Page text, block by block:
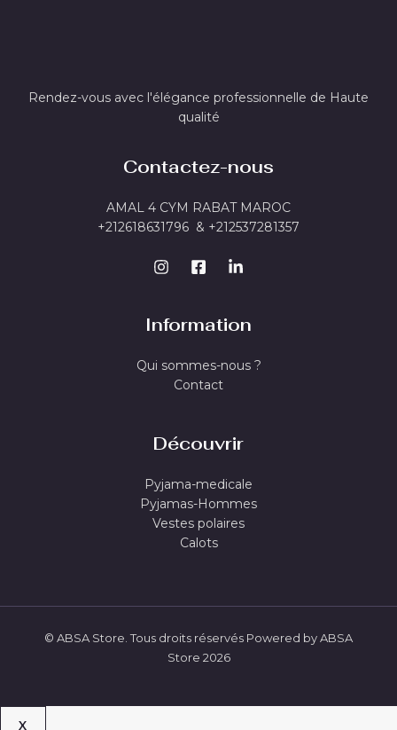
Rendez-vous avec l'élégance professionnelle de Haute
qualité
Contactez-nous
AMAL 4 CYM RABAT MAROC
+212618631796 & +212537281357
Information
Qui sommes-nous ?
Contact
Découvrir
Pyjama-medicale
Pyjamas-Hommes
Vestes polaires
Calots
© ABSA Store. Tous droits réservés Powered by ABSA
Store 2026
X